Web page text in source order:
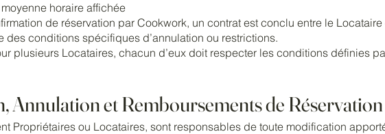
horaire affichée
de réservation par Cookwork, un contrat est conclu entre le Locataire
des conditions spécifiques d’annulation ou restrictions.
plusieurs Locataires, chacun d’eux doit respecter les conditions définies
Annulation et Remboursements de Réservation
Propriétaires ou Locataires, sont responsables de toute modification